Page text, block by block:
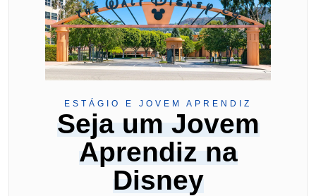
ESTÁGIO E JOVEM APRENDIZ
Seja um Jovem
Aprendiz na
Disney